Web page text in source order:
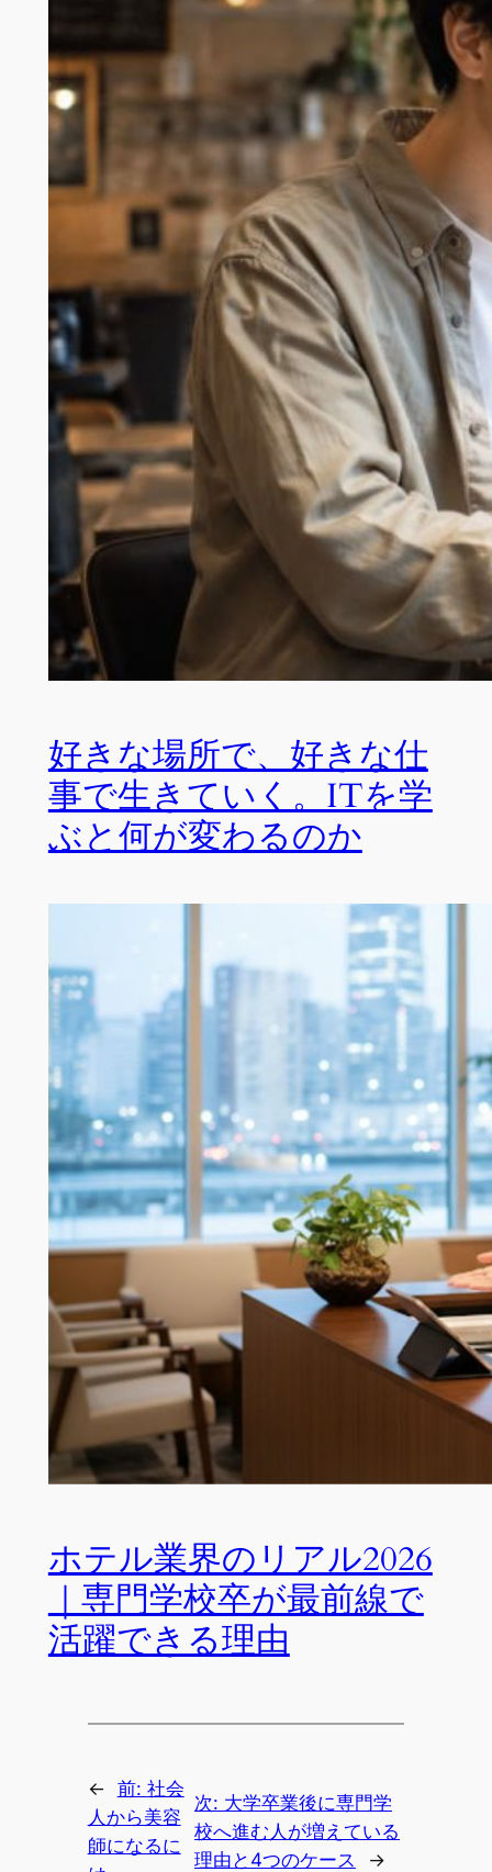
好きな場所で、好きな仕
事で生きていく。ITを学
ぶと何が変わるのか
ホテル業界のリアル2026
｜専門学校卒が最前線で
活躍できる理由
← 前: 社会
人から美容
師になるに
次: 大学卒業後に専門学
校へ進む人が増えている
理由と4つのケース
→